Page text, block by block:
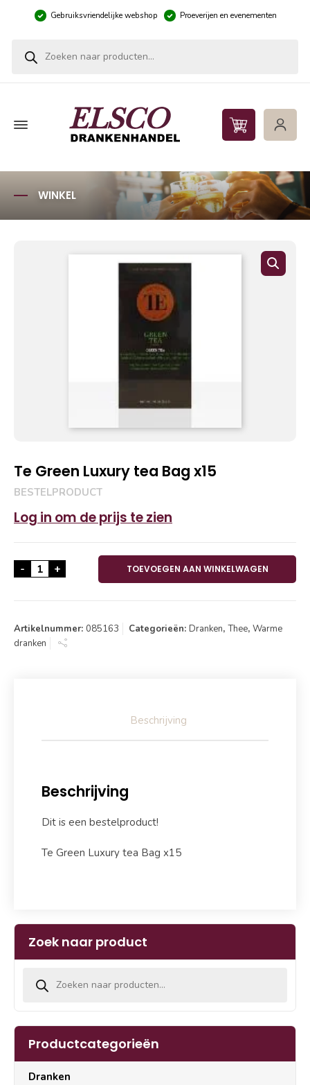
Gebruiksvriendelijke webshop Proeverijen en evenementen
WINKEL
Te Green Luxury tea Bag x15
BESTELPRODUCT
Log in om de prijs te zien
- Te Green Luxury tea Bag x15 aantal
+ TOEVOEGEN AAN WINKELWAGEN
Artikelnummer: 085163 Categorieën: Dranken, Thee, Warme
dranken
Beschrijving
Beschrijving
Dit is een bestelproduct!
Te Green Luxury tea Bag x15
Zoek naar product
Productcategorieën
Dranken